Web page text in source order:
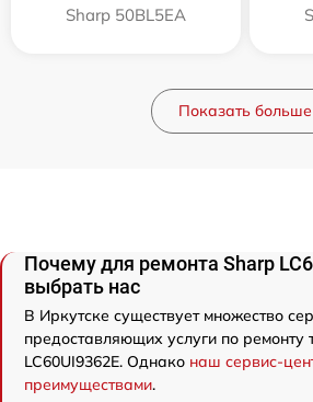
Sharp 50BL5EA
Показать больше
Почему для ремонта Sharp
выбрать нас
В Иркутске существует множество
предоставляющих услуги по ремонту
LC60UI9362E. Однако наш сервис-
преимуществами.